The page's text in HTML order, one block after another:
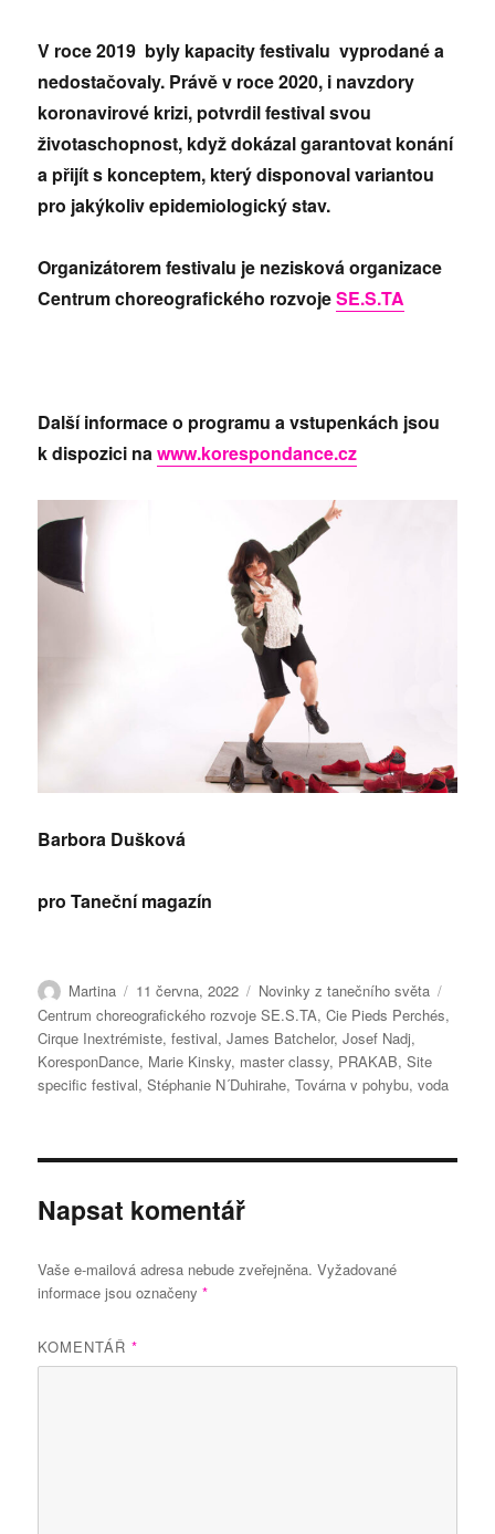
V roce 2019 byly kapacity festivalu vyprodané a
nedostačovaly. Právě v roce 2020, i navzdory
koronavirové krizi, potvrdil festival svou
životaschopnost, když dokázal garantovat konání
a přijít s konceptem, který disponoval variantou
pro jakýkoliv epidemiologický stav.
Organizátorem festivalu je nezisková organizace
Centrum choreografického rozvojeSE.S.TA
Další informace o programu a vstupenkách jsou
k dispozici nawww.korespondance.cz
Barbora Dušková
pro Taneční magazín
Autor:
Martina Publikováno:
11 června, 2022 Rubriky:
Novinky z tanečního světa
Centrum choreografického rozvoje SE.S.TA,Cie Pieds Perchés,
Cirque Inextrémiste,festival,James Batchelor,Josef Nadj,
KoresponDance, Marie Kinsky, master classy, PRAKAB,Site
specific festival,Stéphanie N´Duhirahe,Továrna v pohybu,voda
Napsat komentář
Vaše e-mailová adresa nebude zveřejněna. Vyžadované
informace jsou označeny*
KOMENTÁŘ*